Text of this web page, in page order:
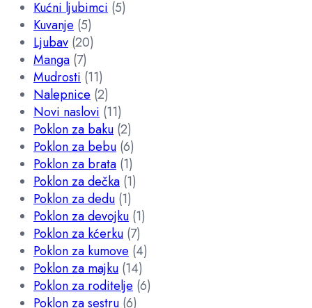
Kućni ljubimci (5)
Kuvanje (5)
Ljubav (20)
Manga (7)
Mudrosti (11)
Nalepnice (2)
Novi naslovi (11)
Poklon za baku (2)
Poklon za bebu (6)
Poklon za brata (1)
Poklon za dečka (1)
Poklon za dedu (1)
Poklon za devojku (1)
Poklon za kćerku (7)
Poklon za kumove (4)
Poklon za majku (14)
Poklon za roditelje (6)
Poklon za sestru (6)